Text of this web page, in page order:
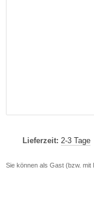
Lieferzeit: 2-3 Tage
Sie können als Gast (bzw. mit